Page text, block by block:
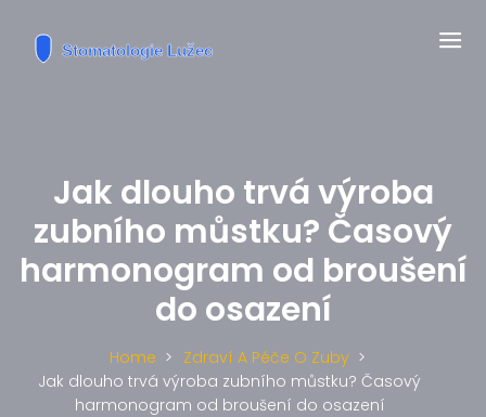
Jak dlouho trvá výroba
zubního můstku? Časový
harmonogram od broušení
do osazení
Home
Zdraví A Péče O Zuby
Jak dlouho trvá výroba zubního můstku? Časový
harmonogram od broušení do osazení